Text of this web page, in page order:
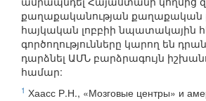
քաղաքականության քաղաքական
հայկական լոբբիի նպատակային
գործողությունները կարող են
դարձնել ԱՄՆ բարձրագույն
համար:
1 Хаасс Р.Н., «Мозговые центры» и